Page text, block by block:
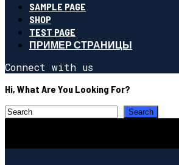
SAMPLE PAGE
SHOP
TEST PAGE
ПРИМЕР СТРАНИЦЫ
Connect with us
Hi, What Are You Looking For?